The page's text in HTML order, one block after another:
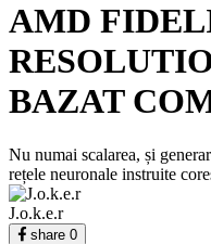
AMD
BAZAT
Nu numai scalarea, și
rețele neuronale instruite
J.o.k.e.r
share 0